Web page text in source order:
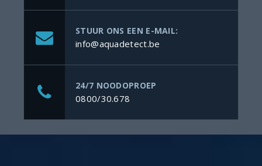
STUUR ONS EEN E-MAIL:
info@aquadetect.be
24/7 NOODOPROEP
0800/30.678